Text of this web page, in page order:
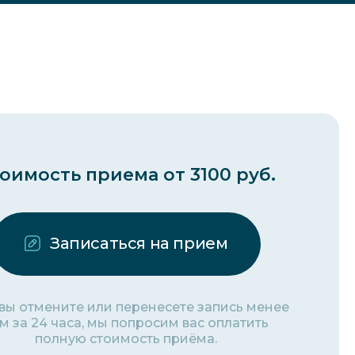
приема от 3100 руб.
Записаться на прием
отмените или перенесете запись менее
за 24 часа, мы попросим вас оплатить
полную стоимость приёма.